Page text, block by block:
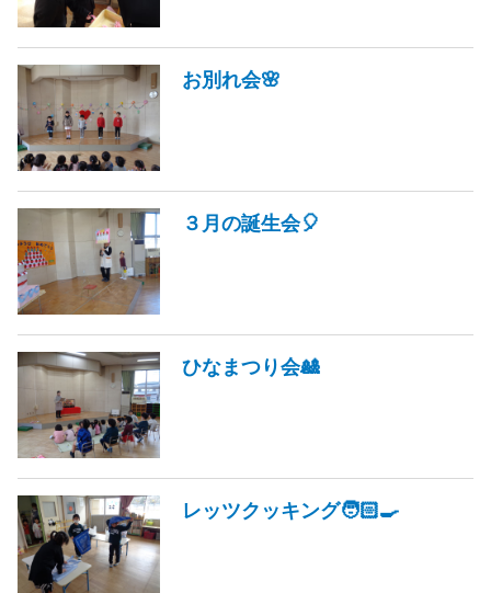
お別れ会🌸
３月の誕生会🎈
ひなまつり会🎎
レッツクッキング🧑🏻‍🍳